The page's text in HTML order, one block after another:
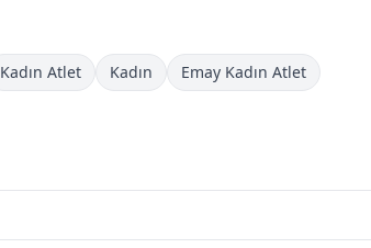
Kadın Atlet Kadın
Emay Kadın Atlet